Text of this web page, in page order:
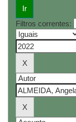
Filtros correntes: